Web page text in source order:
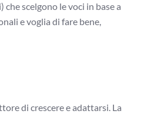
scelgono le voci in base a
e voglia di fare bene,
di crescere e adattarsi. La